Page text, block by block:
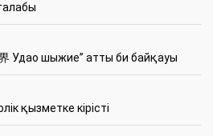
Удао шыжие” атты би байқауы
қызметке кірісті